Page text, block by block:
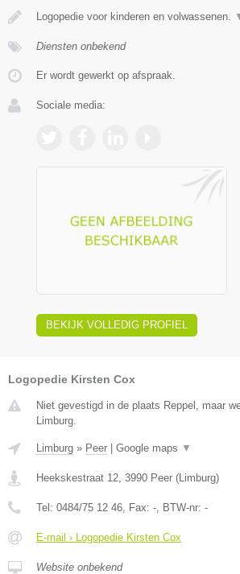
Logopedie voor kinderen en volwassenen.
Diensten onbekend
Er wordt gewerkt op afspraak.
Sociale media:
BEKIJK VOLLEDIG PROFIEL
Logopedie Kirsten Cox
Niet gevestigd in de plaats Reppel, maar
Limburg.
Limburg » Peer | Google maps ▼
Heekskestraat 12 3990 Peer (Limburg)
Tel: 0484/75 12 46 , Fax: - , BTW-nr: -
E-mail › Logopedie Kirsten Cox
Website onbekend